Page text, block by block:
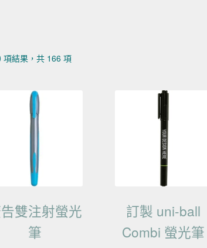
項結果，共 166 項依最新項目排序
雙注射螢光
筆
訂製 uni-ball
Combi 螢光筆